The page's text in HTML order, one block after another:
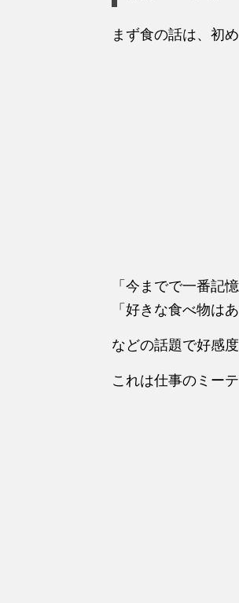
まず食の話は、初
「今までで一番記
「好きな食べ物は
などの話題で好感
これは仕事のミー